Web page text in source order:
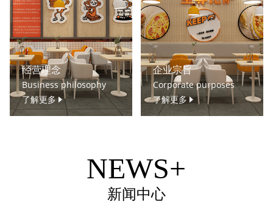
经营理念
Business philosophy
了解更多
企业宗旨
Corporate purposes
了解更多
NEWS+
新闻中心